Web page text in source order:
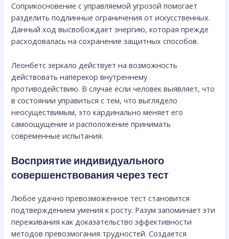
Соприкосновение с управляемой угрозой помогает
разделить подлинные ограничения от искусственных.
Данный ход высвобождает энергию, которая прежде
расходовалась на сохранение защитных способов.
Леонбетс зеркало действует на возможность
действовать наперекор внутреннему
противодействию. В случае если человек выявляет, что
в состоянии управиться с тем, что выглядело
неосуществимым, это кардинально меняет его
самоощущение и расположение принимать
современные испытания.
Восприятие индивидуального
совершенствования через тест
Любое удачно превозможенное тест становится
подтверждением умения к росту. Разум запоминает эти
переживания как доказательство эффективности
методов превозмогания трудностей. Создается